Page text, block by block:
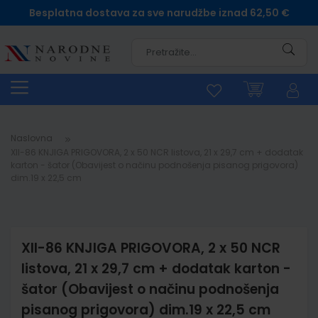
Besplatna dostava za sve narudžbe iznad 62,50 €
Naslovna
XII-86 KNJIGA PRIGOVORA, 2 x 50 NCR
listova, 21 x 29,7 cm + dodatak karton -
šator (Obavijest o načinu podnošenja
pisanog prigovora) dim.19 x 22,5 cm